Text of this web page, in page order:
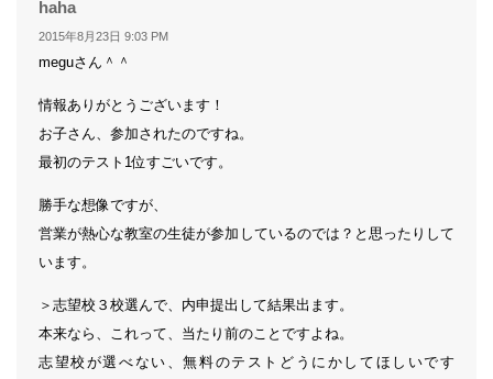
haha
り:
2015年8月23日 9:03 PM
meguさん＾＾
情報ありがとうございます！
お子さん、参加されたのですね。
最初のテスト1位すごいです。
勝手な想像ですが、
営業が熱心な教室の生徒が参加しているのでは？と思ったりして
います。
＞志望校３校選んで、内申提出して結果出ます。
本来なら、これって、当たり前のことですよね。
志望校が選べない、無料のテストどうにかしてほしいです